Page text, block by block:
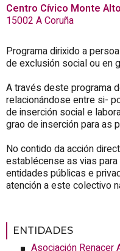
Centro Cívico Monte Alto
15002 A Coruña
Programa dirixido a
de exclusión social ou en
A través deste programa
relacionándose entre si-
de inserción social e
grao de inserción para as
No contido da acción
establécense as vias
entidades públicas e
atención a este colectivo
ENTIDADES